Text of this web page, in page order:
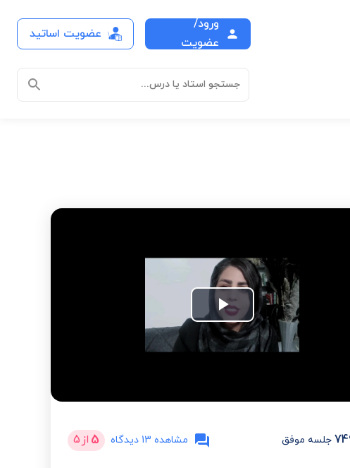
ورود/
عضویت
عضویت اساتید
جستجو استاد یا درس...
Play
Video
جلسه موفق مشاهده 13 دیدگاه 5 از5